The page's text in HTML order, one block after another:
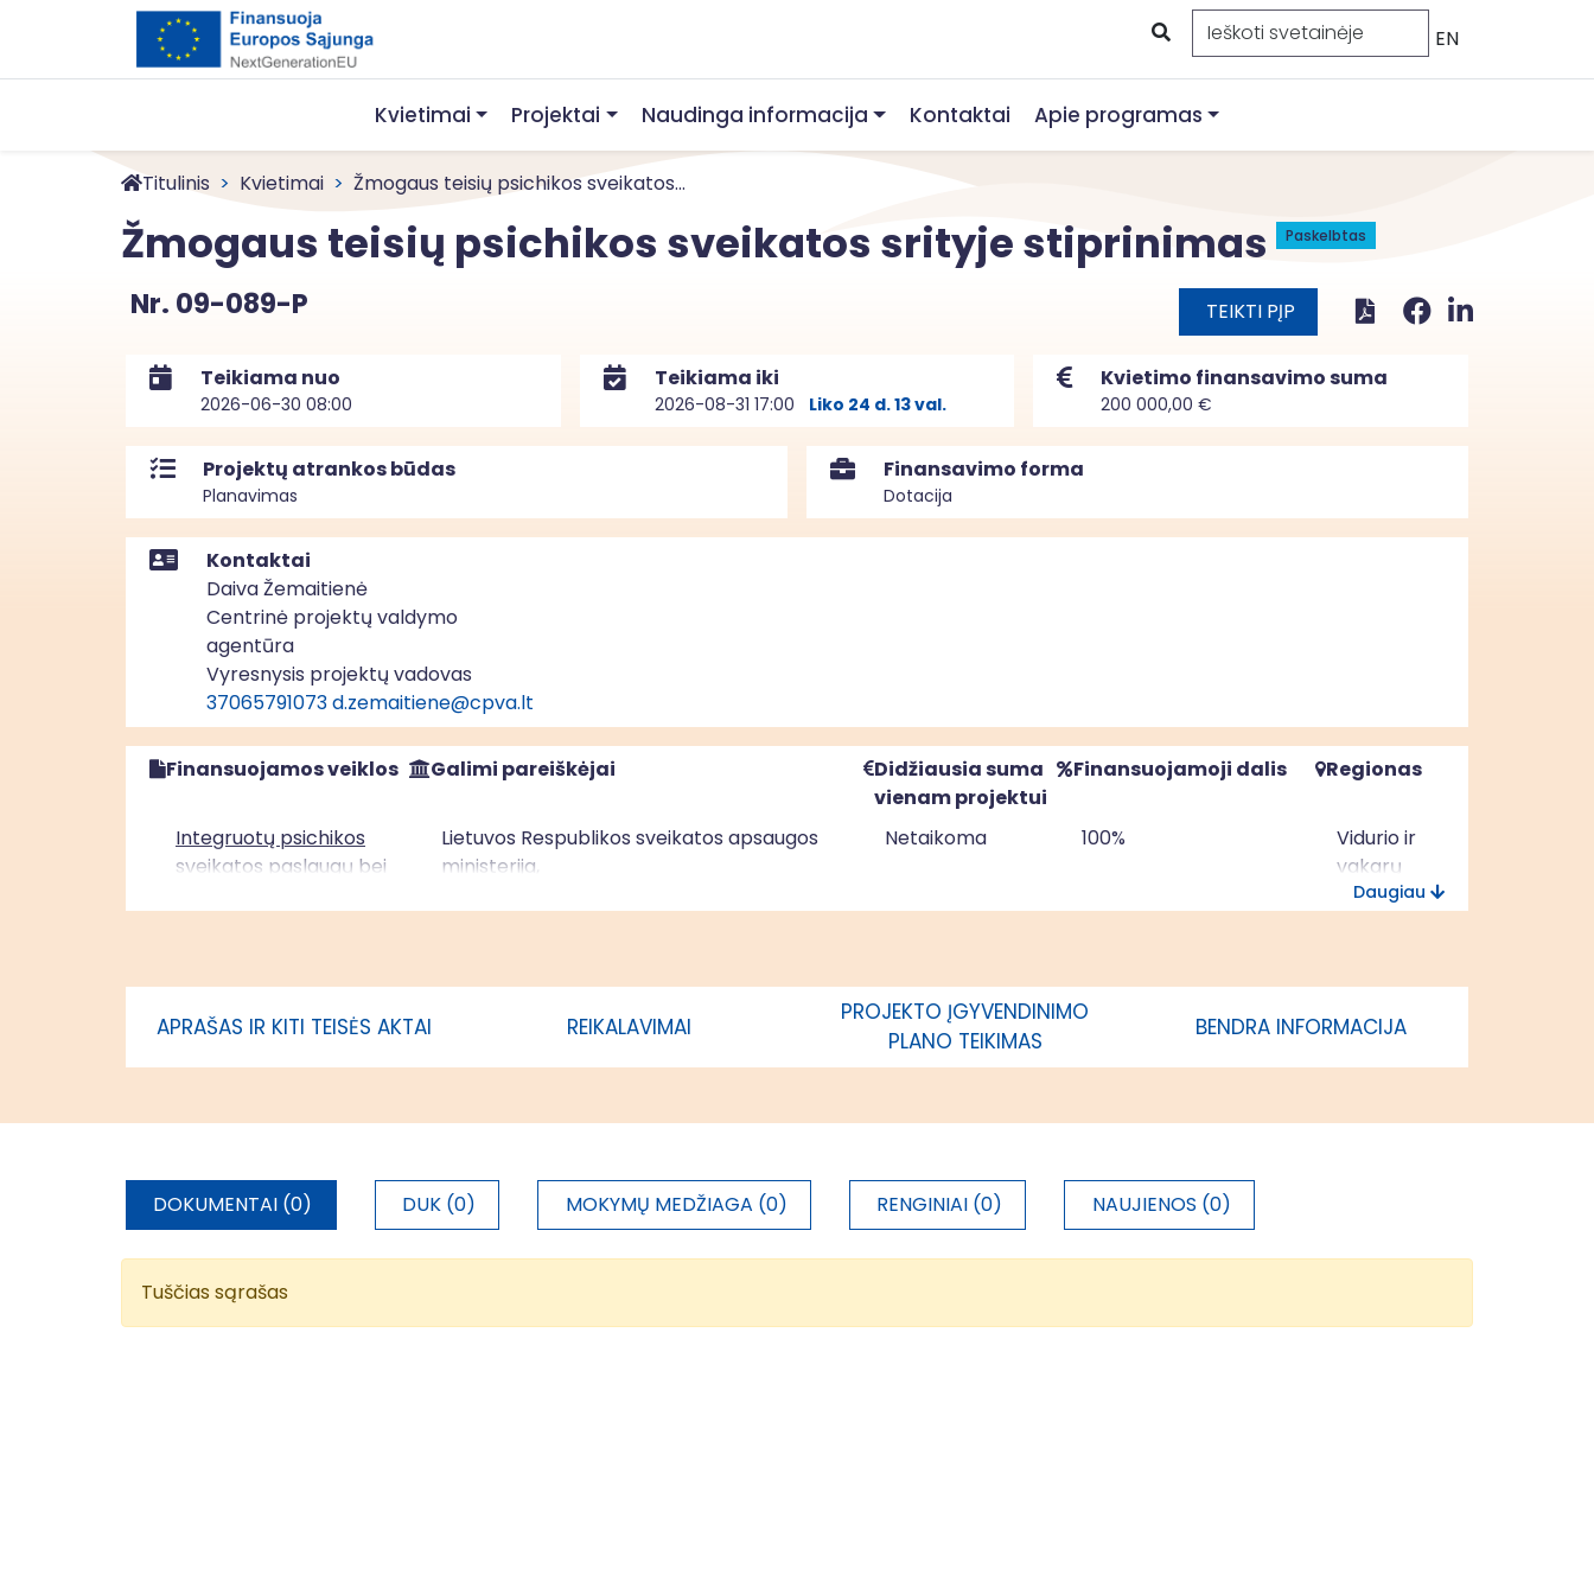
EN
Kvietimai Projektai Naudinga informacija Kontaktai Apie programas
Titulinis Kvietimai Žmogaus teisių psichikos sveikatos...
Žmogaus teisių psichikos sveikatos srityje stiprinimas Paskelbtas
Nr. 09-089-P TEIKTI PĮP
Teikiama nuo
2026-06-30 08:00
Teikiama iki
2026-08-31 17:00 Liko 24 d. 13 val.
Kvietimo finansavimo suma
200 000,00 €
Projektų atrankos būdas
Planavimas
Finansavimo forma
Dotacija
Kontaktai
Daiva Žemaitienė
Centrinė projektų valdymo
agentūra
Vyresnysis projektų vadovas
37065791073d.zemaitiene@cpva.lt
Finansuojamos veiklos Galimi pareiškėjai
Didžiausia suma
vienam projektui
Finansuojamoji dalis Regionas
Integruotų psichikos
sveikatos paslaugų bei
Lietuvos Respublikos sveikatos apsaugos
ministerija,
Netaikoma 100%
Vidurio ir
vakarų
Lietuvos
Daugiau
APRAŠAS IR KITI TEISĖS AKTAI REIKALAVIMAI
PROJEKTO ĮGYVENDINIMO
PLANO TEIKIMAS
BENDRA INFORMACIJA
DOKUMENTAI (0) DUK (0) MOKYMŲ MEDŽIAGA (0) RENGINIAI (0) NAUJIENOS (0)
Tuščias sąrašas